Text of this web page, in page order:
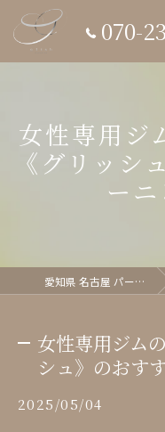
070-
女性専用
《グリッシ
ー
愛知県 名古屋 パーソナルジム glish《グリッシュ》
女性専用ジム
シュ》のおす
2025/05/04